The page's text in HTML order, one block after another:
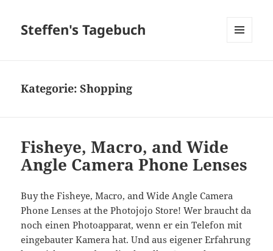
Steffen's Tagebuch
Kategorie:Shopping
Fisheye, Macro, and Wide
Angle Camera Phone Lenses
Buy the Fisheye, Macro, and Wide Angle Camera
Phone Lenses at the Photojojo Store! Wer braucht da
noch einen Photoapparat, wenn er ein Telefon mit
eingebauter Kamera hat. Und aus eigener Erfahrung